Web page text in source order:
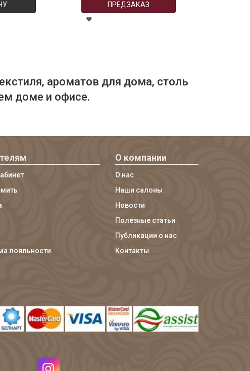
ПРЕДЗАКАЗ
ароматов для дома, столь
доме и офисе.
лояльности
О компании
О нас
Наши салоны
Новости
Полезные статьи
Публикации о нас
Контакты